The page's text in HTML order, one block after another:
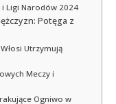
i Ligi Narodów 2024
Potęga z
Utrzymują
Meczy i
Ogniwo w